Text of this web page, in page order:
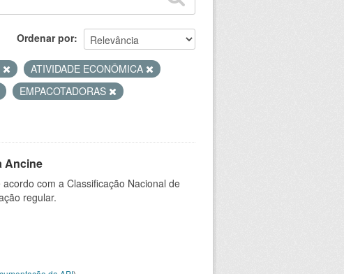
Ordenar por
ATIVIDADE ECONÔMICA
EMPACOTADORAS
Ancine
com a Classificação Nacional de
regular.